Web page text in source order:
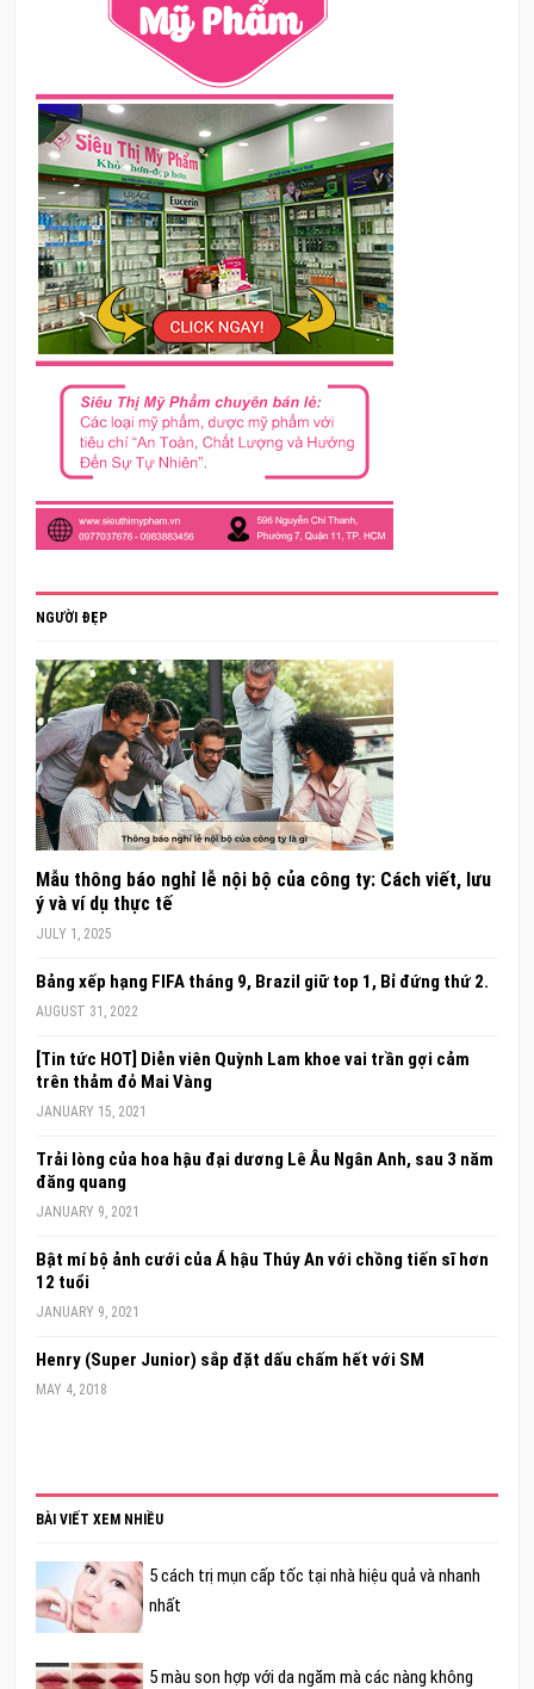
NGƯỜI ĐẸP
Mẫu thông báo nghỉ lễ nội bộ của công ty: Cách viết, lưu
ý và ví dụ thực tế
JULY 1, 2025
Bảng xếp hạng FIFA tháng 9, Brazil giữ top 1, Bỉ đứng thứ 2.
AUGUST 31, 2022
[Tin tức HOT] Diễn viên Quỳnh Lam khoe vai trần gợi cảm
trên thảm đỏ Mai Vàng
JANUARY 15, 2021
Trải lòng của hoa hậu đại dương Lê Âu Ngân Anh, sau 3 năm
đăng quang
JANUARY 9, 2021
Bật mí bộ ảnh cưới của Á hậu Thúy An với chồng tiến sĩ hơn
12 tuổi
JANUARY 9, 2021
Henry (Super Junior) sắp đặt dấu chấm hết với SM
MAY 4, 2018
BÀI VIẾT XEM NHIỀU
5 cách trị mụn cấp tốc tại nhà hiệu quả và nhanh
nhất
5 màu son hợp với da ngăm mà các nàng không